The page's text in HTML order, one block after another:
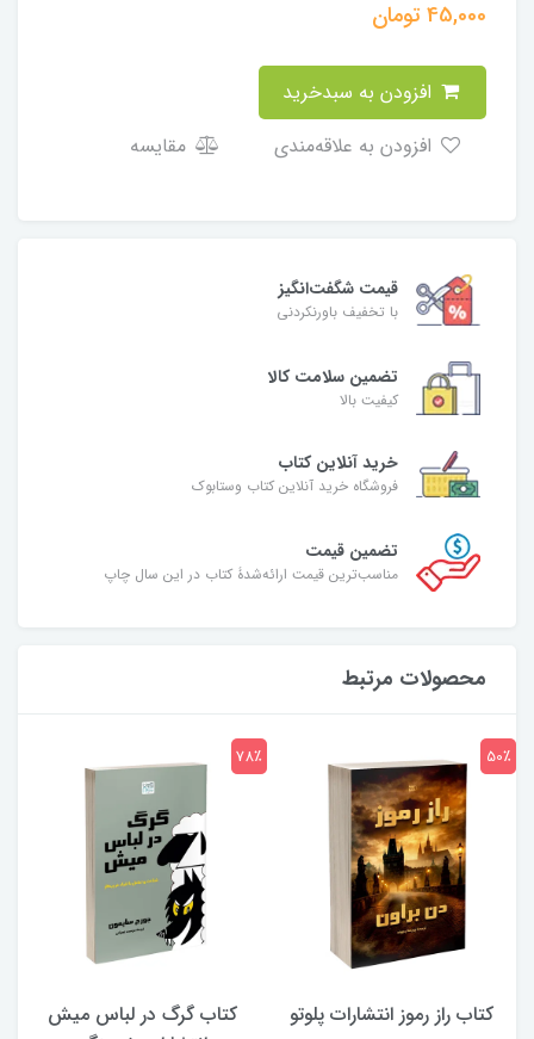
45,000تومان
مقایسه
قیمت شگفت‌انگیز
با تخفیف باورنکردنی
تضمین سلامت کالا
کیفیت بالا
خرید آنلاین کتاب
فروشگاه خرید آنلاین کتاب وستابوک
تضمین قیمت
مناسب‌ترین قیمت ارائه‌شدۀ کتاب در این سال چاپ
محصولات مرتبط
کتاب راز رموز انتشارات پلوتو
50٪
کتاب گرگ در لباس میش
78٪